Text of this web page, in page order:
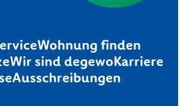
Wohnung finden
Wir sind degewoKarriere
Ausschreibungen